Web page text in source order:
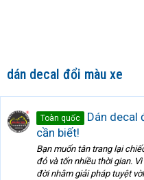
dán decal đổi màu xe
Toàn quốc
Dán decal
cần biết!
Bạn muốn tân trang lại
đỏ và tốn nhiều thời gian.
đời nhằm giải pháp tuyệt